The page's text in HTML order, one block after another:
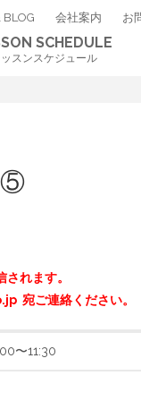
BLOG 会社案内 お
SCHEDULE
ッスンスケジュール
⑤
れます。
宛ご連絡ください。
〜11:30